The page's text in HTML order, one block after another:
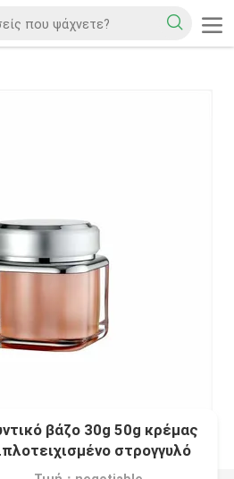
βάζο 30g 50g κρέμας
στρογγυλό